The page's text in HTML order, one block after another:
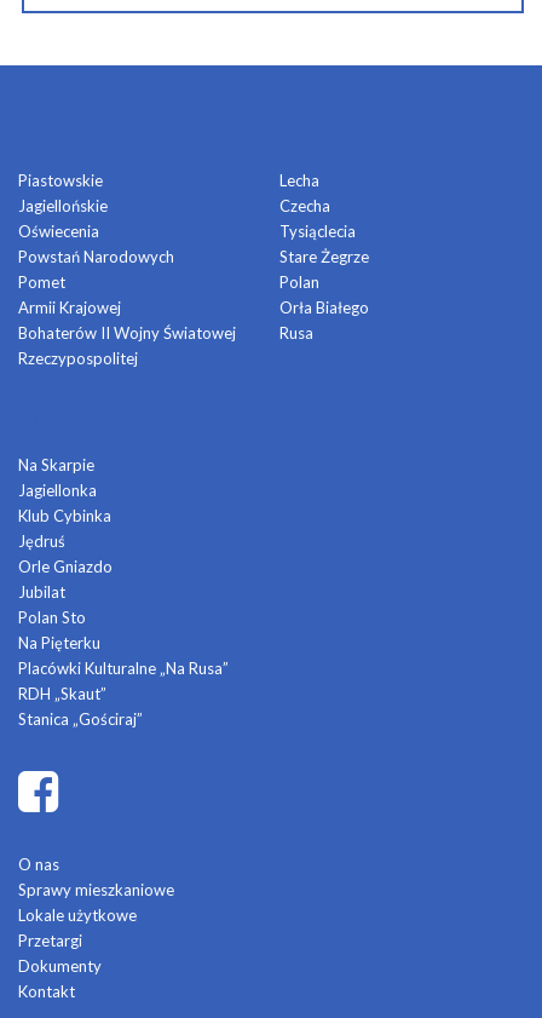
Piastowskie
Jagiellońskie
Oświecenia
Powstań Narodowych
Pomet
Armii Krajowej
Bohaterów II Wojny Światowej
Rzeczypospolitej
Lecha
Czecha
Tysiąclecia
Stare Żegrze
Polan
Orła Białego
Rusa
Na Skarpie
Jagiellonka
Klub Cybinka
Jędruś
Orle Gniazdo
Jubilat
Polan Sto
Na Pięterku
Placówki Kulturalne „Na Rusa”
RDH „Skaut”
Stanica „Gościraj”
O nas
Sprawy mieszkaniowe
Lokale użytkowe
Przetargi
Dokumenty
Kontakt